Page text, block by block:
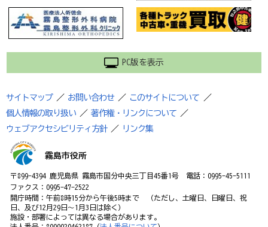
PC版を表示
サイトマップ ／ お問い合わせ ／ このサイトについて
／
個人情報の取り扱い ／ 著作権・リンクについて ／
ウェブアクセシビリティ方針 ／ リンク集
霧島市役所
〒899-4394 鹿児島県 霧島市国分中央三丁目45番1号 電話：0995-45-5111
ファクス：0995-47-2522
開庁時間：午前8時15分から午後5時まで （ただし、土曜日、日曜日、祝
日、及び12月29日～1月3日は除く）
施設・部署によっては異なる場合があります。